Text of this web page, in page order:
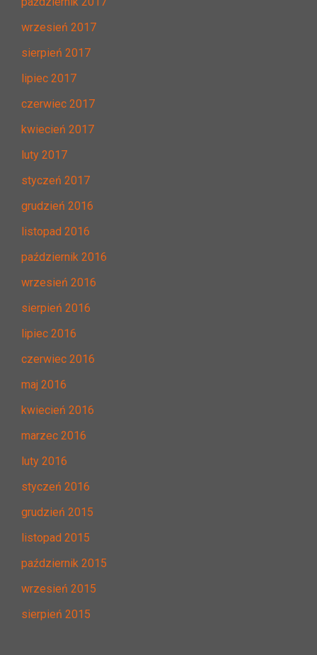
wrzesień 2017
sierpień 2017
lipiec 2017
czerwiec 2017
kwiecień 2017
luty 2017
styczeń 2017
grudzień 2016
listopad 2016
październik 2016
wrzesień 2016
sierpień 2016
lipiec 2016
czerwiec 2016
maj 2016
kwiecień 2016
marzec 2016
luty 2016
styczeń 2016
grudzień 2015
listopad 2015
październik 2015
wrzesień 2015
sierpień 2015